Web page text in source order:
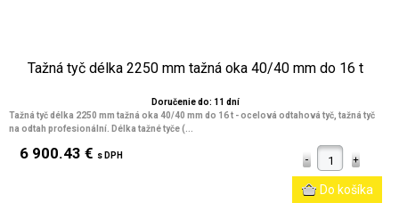
Tažná tyč délka 2250 mm tažná oka 40/40 mm do 16 t
Doručenie do: 11 dní
Tažná tyč délka 2250 mm tažná oka 40/40 mm do 16 t - ocelová odtahová tyč, tažná tyč
na odtah profesionální. Délka tažné tyče (...
6 900.43 € s DPH